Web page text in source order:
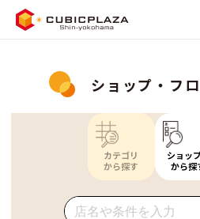
ショップ・フ
カテゴリ
から探す
ショッ
から探